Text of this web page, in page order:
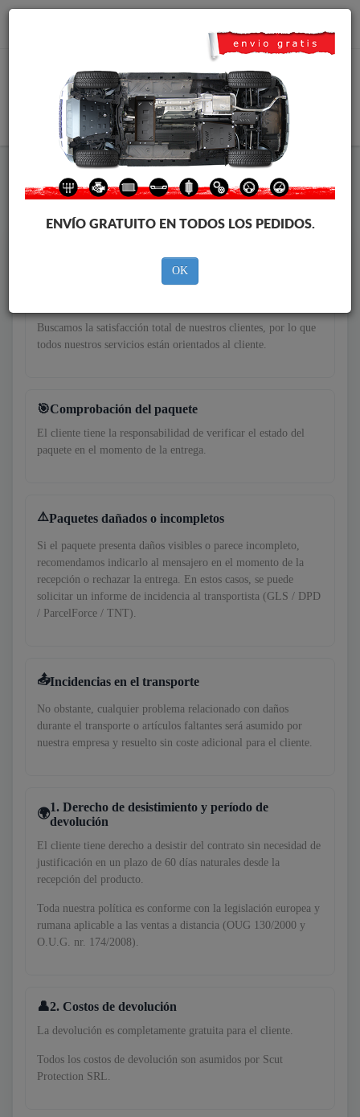
POLITICA DE DEVOLUCION - DIRECTAMENTE DEL
Devoluciones y reembolsos
Buscamos la satisfacción total de nuestros clientes, por lo que
todos nuestros servicios están orientados al cliente.
Comprobación del paquete
El cliente tiene la responsabilidad de verificar el estado del
paquete en el momento de la entrega.
Paquetes dañados o incompletos
Si el paquete presenta daños visibles o parece incompleto,
recomendamos indicarlo al mensajero en el momento de la
recepción o rechazar la entrega. En estos casos, se puede
solicitar un informe de incidencia al transportista (GLS / DPD
/ ParcelForce / TNT).
Incidencias en el transporte
No obstante, cualquier problema relacionado con daños
durante el transporte o artículos faltantes será asumido por
nuestra empresa y resuelto sin coste adicional para el cliente.
1. Derecho de desistimiento y período de
devolución
El cliente tiene derecho a desistir del contrato sin necesidad de
justificación en un plazo de 60 días naturales desde la
recepción del producto.
Toda nuestra política es conforme con la legislación europea y
rumana aplicable a las ventas a distancia (OUG 130/2000 y
O.U.G. nr. 174/2008).
2. Costos de devolución
La devolución es completamente gratuita para el cliente.
Todos los costos de devolución son asumidos por Scut
Protection SRL.
ENVÍO GRATUITO EN TODOS LOS PEDIDOS.
OK